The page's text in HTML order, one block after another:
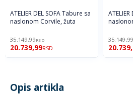
ATELIER DEL SOFA Tabure sa
naslonom Corvile, žuta
35.149,99RSD
20.739,99RSD
35.149,99
Opis artikla